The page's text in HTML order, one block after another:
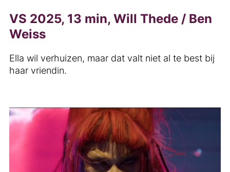
VS 2025, 13 min, Will Thede / Ben
Weiss
Ella wil verhuizen, maar dat valt niet al te best bij
haar vriendin.